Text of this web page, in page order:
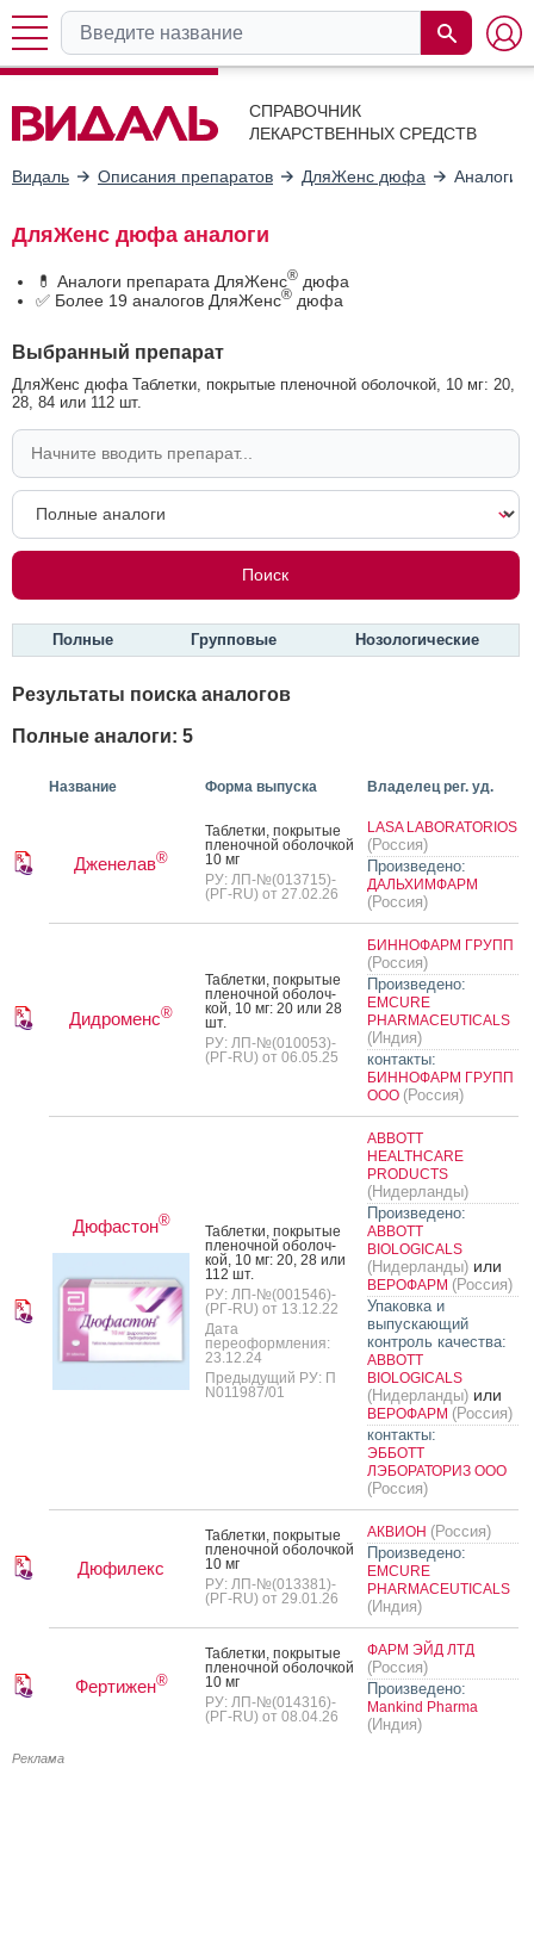
СПРАВОЧНИК
ЛЕКАРСТВЕННЫХ СРЕДСТВ
Видаль Описания препаратов ДляЖенс дюфа Аналоги
ДляЖенс дюфа аналоги
💊 Аналоги препарата ДляЖенс® дюфа
✅ Более 19 аналогов ДляЖенс® дюфа
Выбранный препарат
ДляЖенс дюфа Таблетки, покрытые пленочной оболочкой, 10 мг: 20,
28, 84 или 112 шт.
Полные Групповые Нозологические
Результаты поиска аналогов
Полные аналоги: 5
Название Форма выпуска Владелец рег. уд.
Дженелав®
Таб­летки, пок­ры­тые
пле­ноч­ной обо­лоч­кой
10 мг
РУ: ЛП-№(013715)-
(РГ-RU) от 27.02.26
LASA LABORATORIOS
(Россия)
Произведено:
ДАЛЬХИМФАРМ
(Россия)
Дидроменс®
Таб­летки, пок­ры­тые
пле­ноч­ной обо­лоч­
кой, 10 мг: 20 или 28
шт.
РУ: ЛП-№(010053)-
(РГ-RU) от 06.05.25
БИННОФАРМ ГРУПП
(Россия)
Произведено:
EMCURE
PHARMACEUTICALS
(Индия)
контакты:
БИННОФАРМ ГРУПП
ООО (Россия)
Дюфастон®
Таб­летки, пок­ры­тые
пле­ноч­ной обо­лоч­
кой, 10 мг: 20, 28 или
112 шт.
РУ: ЛП-№(001546)-
(РГ-RU) от 13.12.22
Дата
переоформления:
23.12.24
Предыдущий РУ: П
N011987/01
ABBOTT
HEALTHCARE
PRODUCTS
(Нидерланды)
Произведено:
ABBOTT
BIOLOGICALS
(Нидерланды) или
ВЕРОФАРМ (Россия)
Упаковка и
выпускающий
контроль качества:
ABBOTT
BIOLOGICALS
(Нидерланды) или
ВЕРОФАРМ (Россия)
контакты:
ЭББОТТ
ЛЭБОРАТОРИЗ ООО
(Россия)
Дюфилекс
Таб­летки, пок­ры­тые
пле­ноч­ной обо­лоч­кой
10 мг
РУ: ЛП-№(013381)-
(РГ-RU) от 29.01.26
АКВИОН (Россия)
Произведено:
EMCURE
PHARMACEUTICALS
(Индия)
Фертижен®
Таб­летки, пок­ры­тые
пле­ноч­ной обо­лоч­кой
10 мг
РУ: ЛП-№(014316)-
(РГ-RU) от 08.04.26
ФАРМ ЭЙД ЛТД
(Россия)
Произведено:
Mankind Pharma
(Индия)
Реклама